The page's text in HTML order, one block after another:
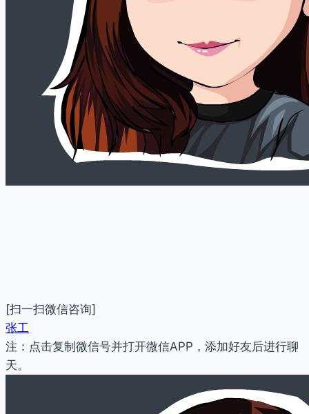
[扫一扫微信咨询]
张工
注：点击复制微信号并打开微信APP，添加好友后进行聊
天。